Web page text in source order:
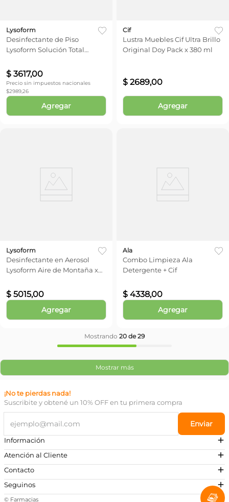
Lysoform
Desinfectante de Piso
Lysoform Solución Total
$ 3617,00
Precio sin impuestos nacionales
$2989,26
Agregar
Cif
Lustra Muebles Cif Ultra Brillo
Original Doy Pack x 380 ml
$ 2689,00
Agregar
Lysoform
Desinfectante en Aerosol
Lysoform Aire de Montaña x
$ 5015,00
Agregar
Ala
Combo Limpieza Ala
Detergente + Cif
$ 4338,00
Agregar
Mostrando 20 de 29
Mostrar más
¡No te pierdas nada!
Suscribite y obtené un 10% OFF en tu primera compra
Enviar
Información
Atención al Cliente
Contacto
¿Necesitás ayuda?
Preguntas Frecuentes
Seguinos
© Farmacias